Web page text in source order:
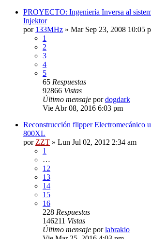
PROYECTO: Ingeniería Inversa al
Injektor
por 133MHz » Mar Sep 23, 2008 10:05
1
2
3
4
5
65 Respuestas
92866 Vistas
Último mensaje pordogdark
Vie Abr 08, 2016 6:03 pm
Reconstrucción flipper Electromecánico
800XL
por ZZT » Lun Jul 02, 2012 2:34 am
1
…
12
13
14
15
16
228 Respuestas
146211 Vistas
Último mensaje porlabrakio